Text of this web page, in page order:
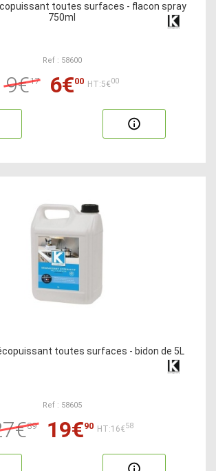
toutes surfaces - flacon spray
750ml
Ref : 58600
9€17 6€00 HT:5€00
toutes surfaces - bidon de 5L
Ref : 58605
89 19€90 HT:16€58